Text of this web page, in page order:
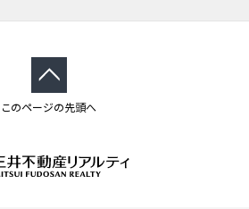
このページの先頭へ